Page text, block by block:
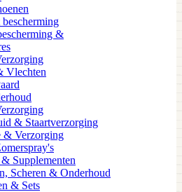
&
Vlechten
& Staartverzorging
& Verzorging
Supplementen
Scheren & Onderhoud
& Sets